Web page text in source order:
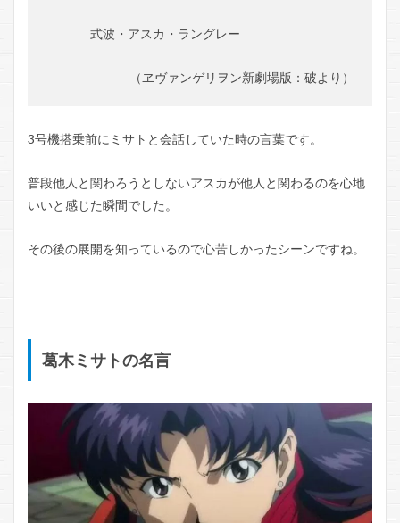
式波・アスカ・ラングレー
（ヱヴァンゲリヲン新劇場版：破より）
3号機搭乗前にミサトと会話していた時の言葉です。
普段他人と関わろうとしないアスカが他人と関わるのを心地
いいと感じた瞬間でした。
その後の展開を知っているので心苦しかったシーンですね。
葛木ミサトの名言